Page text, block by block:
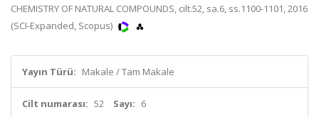
CHEMISTRY OF NATURAL COMPOUNDS, cilt.52, sa.6, ss.1100-1101, 2016
(SCI-Expanded, Scopus)
Yayın Türü: Makale / Tam Makale
Cilt numarası: 52 Sayı: 6